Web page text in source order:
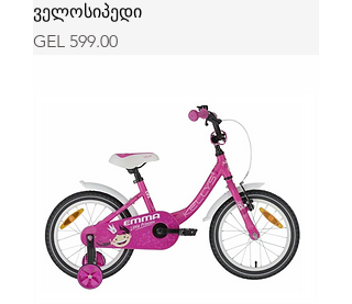
ველოსიპედი
Price
GEL 599.00